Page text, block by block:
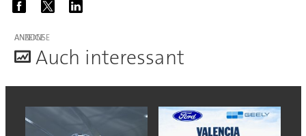
ANZEIGE
Auch interessant